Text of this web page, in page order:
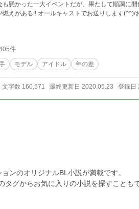
懸かった一大イベントだが、果たして順調に
します(^^)/お楽しみ
件
モデル アイドル 年の差
文字数 160,571 最終更新日 2020.05.23 登録日
ンのオリジナルBL小説が満載です。
タグからお気に入りの小説を探すことも